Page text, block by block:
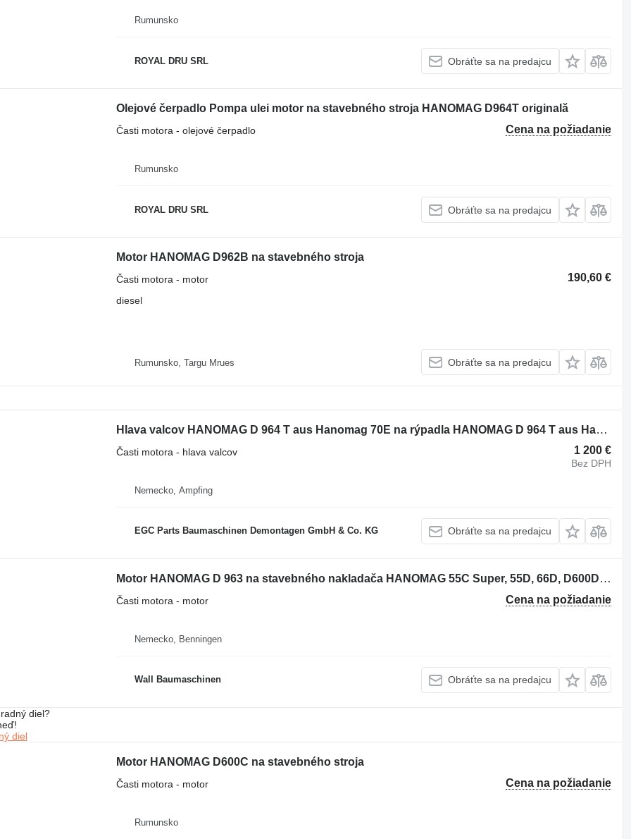
Rumunsko
ROYAL DRU SRL Obráťte sa na predajcu
Olejové čerpadlo Pompa ulei motor na stavebného stroja HANOMAG D964T originală
Cena na požiadanie
Časti motora - olejové čerpadlo
Rumunsko
ROYAL DRU SRL Obráťte sa na predajcu
Motor HANOMAG D962B na stavebného stroja
190,60 €
Časti motora - motor
diesel
Rumunsko, Targu Mrues Obráťte sa na predajcu
Hlava valcov HANOMAG D 964 T aus Hanomag 70E na rýpadla HANOMAG D 964 T aus Hanomag 70E
1 200 €
Bez DPH
Časti motora - hlava valcov
Nemecko, Ampfing
EGC Parts Baumaschinen Demontagen GmbH & Co. KG Obráťte sa na predajcu
Motor HANOMAG D 963 na stavebného nakladača HANOMAG 55C Super, 55D, 66D, D600D Super, L600D, 700D
Cena na požiadanie
Časti motora - motor
Nemecko, Benningen
Wall Baumaschinen Obráťte sa na predajcu
diel?
diel
Motor HANOMAG D600C na stavebného stroja
Cena na požiadanie
Časti motora - motor
Rumunsko